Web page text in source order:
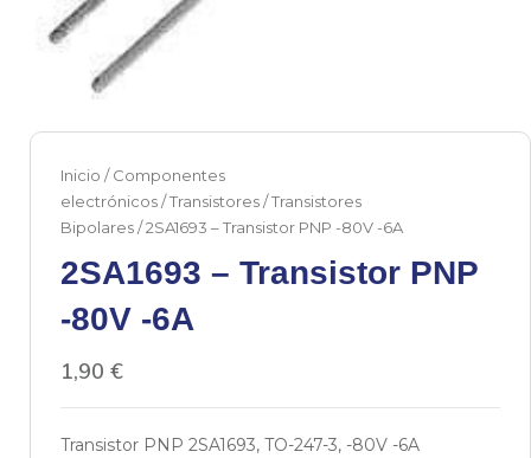
Inicio /Componentes
electrónicos/Transistores/Transistores
Bipolares/ 2SA1693 – Transistor PNP -80V -6A
2SA1693 – Transistor PNP
-80V -6A
1,90 €
Transistor PNP 2SA1693, TO-247-3, -80V -6A